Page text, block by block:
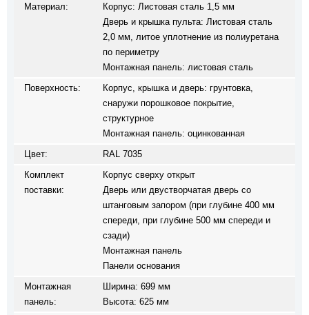
Материал:
Корпус: Листовая сталь 1,5 мм
Дверь и крышка пульта: Листовая сталь
2,0 мм, литое уплотнение из полиуретана
по периметру
Монтажная панель: листовая сталь
Поверхность:
Корпус, крышка и дверь: грунтовка,
снаружи порошковое покрытие,
структурное
Монтажная панель: оцинкованная
Цвет:
RAL 7035
Комплект
поставки:
Корпус сверху открыт
Дверь или двустворчатая дверь со
штанговым запором (при глубине 400 мм
спереди, при глубине 500 мм спереди и
сзади)
Монтажная панель
Панели основания
Монтажная
панель:
Ширина: 699 мм
Высота: 625 мм